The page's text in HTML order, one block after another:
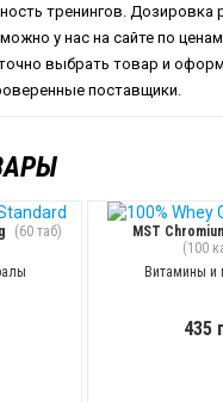
тренингов. Дозировка
у нас на сайте по
выбрать товар и
поставщики.
(60 таб)
MST
(100
Витамины и
435